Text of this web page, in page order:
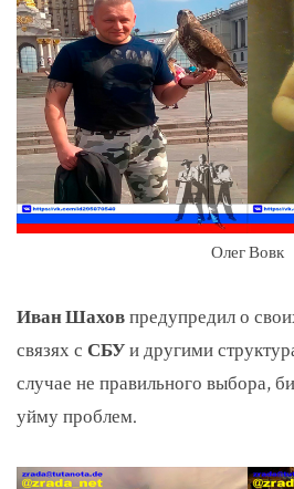
Олег Вовк
Иван Шаховпредупредил о
связях с СБУи другими
случае не правильного выбора,
уйму проблем.